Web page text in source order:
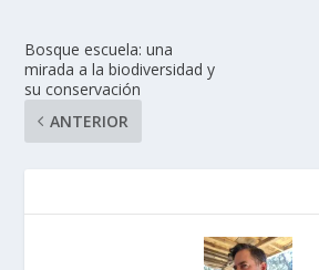
Bosque escuela: una
mirada a la biodiversidad y
su conservación
ANTERIOR